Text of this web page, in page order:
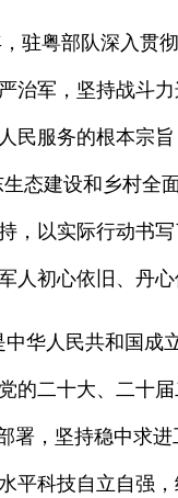
粤部队深入贯彻
治军，坚持战斗
民服务的根本宗
生态建设和乡村全
，以实际行动书
人初心依旧、丹
人民共和国成立
的二十大、二十
署，坚持稳中求
平科技自立自强